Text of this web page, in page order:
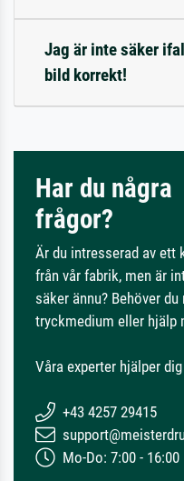
Jag är inte säker
bild korrekt!
Har du några
frågor?
Är du intresserad av ett
från vår fabrik, men är
säker ännu? Behöver
tryckmedium eller hjälp
Våra experter hjälper
+43 4257 29415
Mo-Do: 7:00 -